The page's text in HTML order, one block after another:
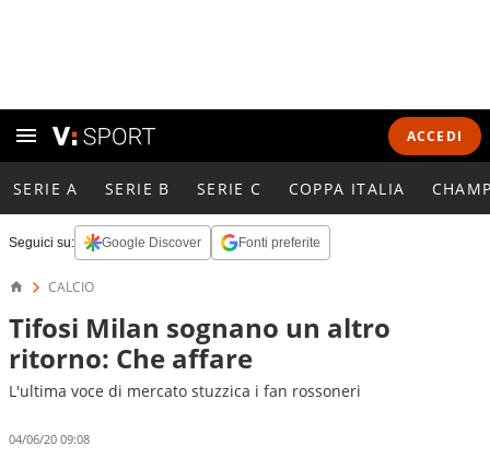
ACCEDI
SERIE A SERIE B SERIE C COPPA ITALIA
Seguici su: Google Discover Fonti preferite
CALCIO
Tifosi Milan sognano un altro
ritorno: Che affare
L'ultima voce di mercato stuzzica i fan rossoneri
04/06/20 09:08